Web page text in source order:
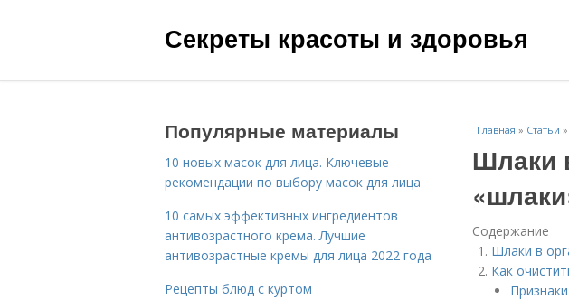
Секреты красоты и здоровья
Главная » Статьи »
Шлаки
Содержание
Шлаки в
Как
Популярные материалы
10 новых масок для лица. Ключевые
рекомендации по выбору масок для лица
10 самых эффективных ингредиентов
антивозрастного крема. Лучшие
антивозрастные кремы для лица 2022 года
Рецепты блюд с куртом